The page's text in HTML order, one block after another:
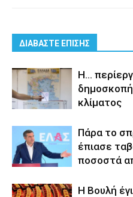
ΔΙΑΒΑΣΤΕ ΕΠΙΣΗΣ
Η…
κλίματος
Πάρα το
έπιασε
ποσοστά
Η Βουλή